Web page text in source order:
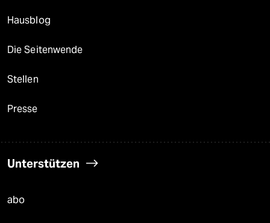
Hausblog
Die Seitenwende
Stellen
Presse
Unterstützen
abo